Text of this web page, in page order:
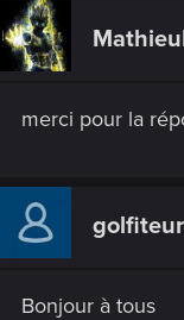
merci pour la
Bonjour à tous